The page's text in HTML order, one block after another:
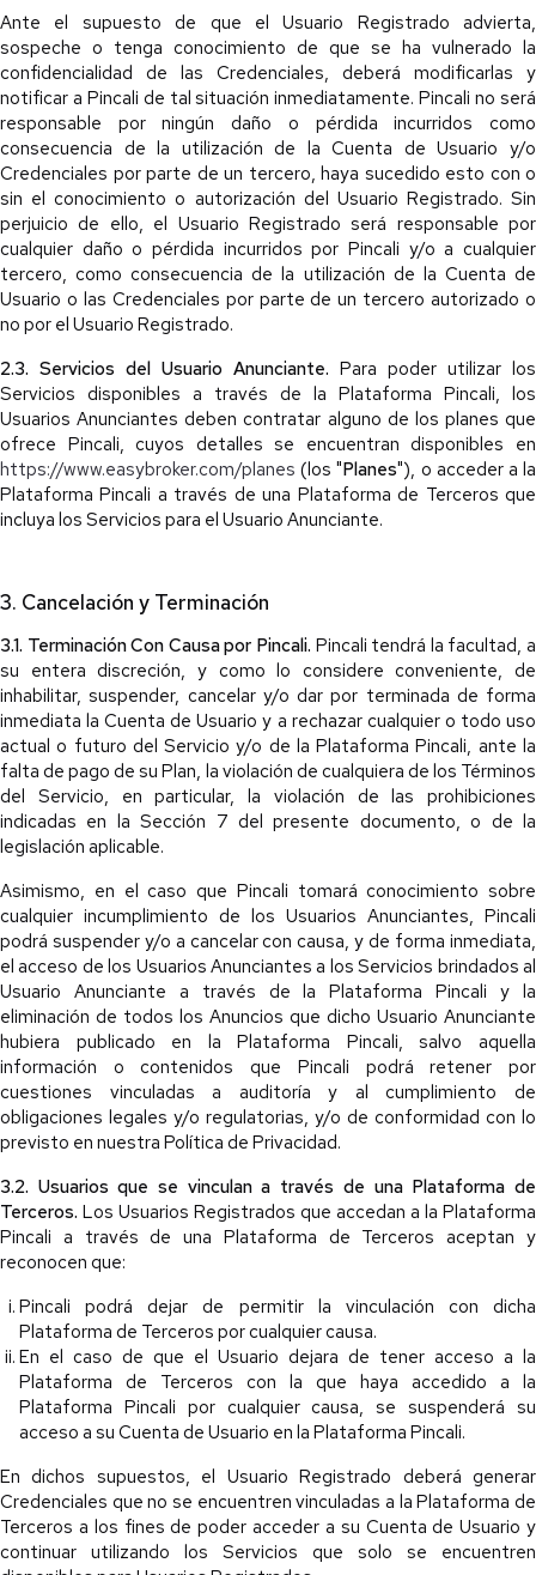
Ante el supuesto de que el Usuario Registrado advierta,
sospeche o tenga conocimiento de que se ha vulnerado la
confidencialidad de las Credenciales, deberá modificarlas y
notificar a Pincali de tal situación inmediatamente. Pincali no será
responsable por ningún daño o pérdida incurridos como
consecuencia de la utilización de la Cuenta de Usuario y/o
Credenciales por parte de un tercero, haya sucedido esto con o
sin el conocimiento o autorización del Usuario Registrado. Sin
perjuicio de ello, el Usuario Registrado será responsable por
cualquier daño o pérdida incurridos por Pincali y/o a cualquier
tercero, como consecuencia de la utilización de la Cuenta de
Usuario o las Credenciales por parte de un tercero autorizado o
no por el Usuario Registrado.
2.3. Servicios del Usuario Anunciante. Para poder utilizar los
Servicios disponibles a través de la Plataforma Pincali, los
Usuarios Anunciantes deben contratar alguno de los planes que
ofrece Pincali, cuyos detalles se encuentran disponibles en
https://www.easybroker.com/planes (los "Planes"), o acceder a la
Plataforma Pincali a través de una Plataforma de Terceros que
incluya los Servicios para el Usuario Anunciante.
3. Cancelación y Terminación
3.1. Terminación Con Causa por Pincali. Pincali tendrá la facultad, a
su entera discreción, y como lo considere conveniente, de
inhabilitar, suspender, cancelar y/o dar por terminada de forma
inmediata la Cuenta de Usuario y a rechazar cualquier o todo uso
actual o futuro del Servicio y/o de la Plataforma Pincali, ante la
falta de pago de su Plan, la violación de cualquiera de los Términos
del Servicio, en particular, la violación de las prohibiciones
indicadas en la Sección 7 del presente documento, o de la
legislación aplicable.
Asimismo, en el caso que Pincali tomará conocimiento sobre
cualquier incumplimiento de los Usuarios Anunciantes, Pincali
podrá suspender y/o a cancelar con causa, y de forma inmediata,
el acceso de los Usuarios Anunciantes a los Servicios brindados al
Usuario Anunciante a través de la Plataforma Pincali y la
eliminación de todos los Anuncios que dicho Usuario Anunciante
hubiera publicado en la Plataforma Pincali, salvo aquella
información o contenidos que Pincali podrá retener por
cuestiones vinculadas a auditoría y al cumplimiento de
obligaciones legales y/o regulatorias, y/o de conformidad con lo
previsto en nuestra Política de Privacidad.
3.2. Usuarios que se vinculan a través de una Plataforma de
Terceros. Los Usuarios Registrados que accedan a la Plataforma
Pincali a través de una Plataforma de Terceros aceptan y
reconocen que:
Pincali podrá dejar de permitir la vinculación con dicha
Plataforma de Terceros por cualquier causa.
En el caso de que el Usuario dejara de tener acceso a la
Plataforma de Terceros con la que haya accedido a la
Plataforma Pincali por cualquier causa, se suspenderá su
acceso a su Cuenta de Usuario en la Plataforma Pincali.
En dichos supuestos, el Usuario Registrado deberá generar
Credenciales que no se encuentren vinculadas a la Plataforma de
Terceros a los fines de poder acceder a su Cuenta de Usuario y
continuar utilizando los Servicios que solo se encuentren